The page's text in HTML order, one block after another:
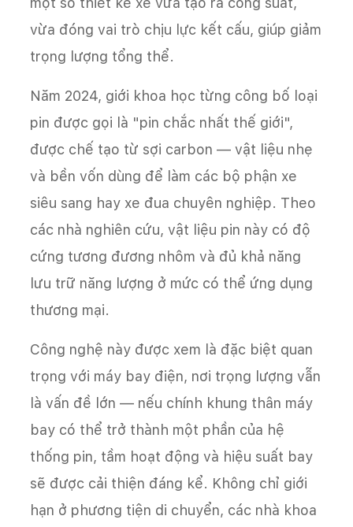
vừa đóng vai trò chịu lực kết cấu, giúp giảm
trọng lượng tổng thể.
Năm 2024, giới khoa học từng công bố loại
pin được gọi là "pin chắc nhất thế giới",
được chế tạo từ sợi carbon — vật liệu nhẹ
và bền vốn dùng để làm các bộ phận xe
siêu sang hay xe đua chuyên nghiệp. Theo
các nhà nghiên cứu, vật liệu pin này có độ
cứng tương đương nhôm và đủ khả năng
lưu trữ năng lượng ở mức có thể ứng dụng
thương mại.
Công nghệ này được xem là đặc biệt quan
trọng với máy bay điện, nơi trọng lượng vẫn
là vấn đề lớn — nếu chính khung thân máy
bay có thể trở thành một phần của hệ
thống pin, tầm hoạt động và hiệu suất bay
sẽ được cải thiện đáng kể. Không chỉ giới
hạn ở phương tiện di chuyển, các nhà khoa